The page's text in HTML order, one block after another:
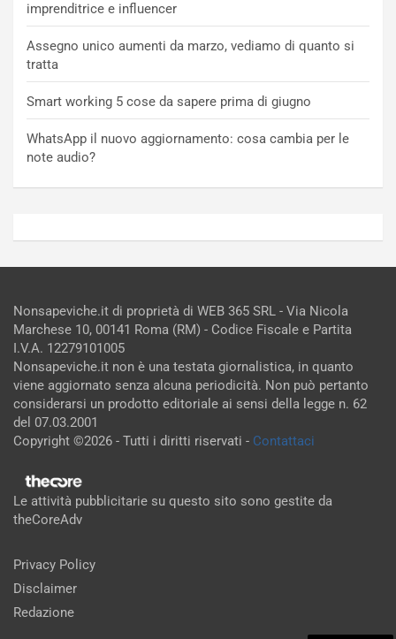
imprenditrice e influencer
Assegno unico aumenti da marzo, vediamo di quanto si
tratta
Smart working 5 cose da sapere prima di giugno
WhatsApp il nuovo aggiornamento: cosa cambia per le
note audio?
Nonsapeviche.it di proprietà di WEB 365 SRL - Via Nicola
Marchese 10, 00141 Roma (RM) - Codice Fiscale e Partita
I.V.A. 12279101005
Nonsapeviche.it non è una testata giornalistica, in quanto
viene aggiornato senza alcuna periodicità. Non può pertanto
considerarsi un prodotto editoriale ai sensi della legge n. 62
del 07.03.2001
Copyright ©2026 - Tutti i diritti riservati - Contattaci
Le attività pubblicitarie su questo sito sono gestite da
theCoreAdv
Privacy Policy
Disclaimer
Redazione